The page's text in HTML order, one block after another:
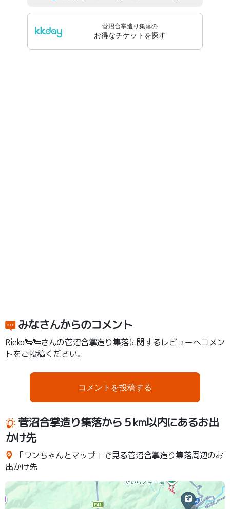
菅沼合掌造り集落の
お得なチケットを探す
みなさんからのコメント
Rieko🐑🐑さんの菅沼合掌造り集落に関するレビューへコメン
トをご投稿ください。
コメントを投稿する
菅沼合掌造り集落から５km以内にあるお出
かけ先
「ワンちゃんとマップ」で見る菅沼合掌造り集落周辺のお
出かけ先